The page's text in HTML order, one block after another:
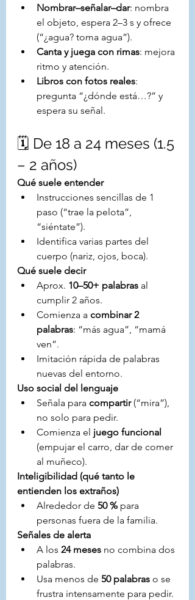
Nombrar–señalar–dar: nombra
el objeto, espera 2–3 s y ofrece
(“¿agua? toma agua”).
Canta y juega con rimas: mejora
ritmo y atención.
Libros con fotos reales:
pregunta “¿dónde está…?” y
espera su señal.
🗓️ De 18 a 24 meses (1.5
– 2 años)
Qué suele entender
Instrucciones sencillas de 1
paso (“trae la pelota”,
“siéntate”).
Identifica varias partes del
cuerpo (nariz, ojos, boca).
Qué suele decir
Aprox. 10–50+ palabras al
cumplir 2 años.
Comienza a combinar 2
palabras: “más agua”, “mamá
ven”.
Imitación rápida de palabras
nuevas del entorno.
Uso social del lenguaje
Señala para compartir (“mira”),
no solo para pedir.
Comienza el juego funcional
(empujar el carro, dar de comer
al muñeco).
Inteligibilidad (qué tanto le
entienden los extraños)
Alrededor de 50 % para
personas fuera de la familia.
Señales de alerta
A los 24 meses no combina dos
palabras.
Usa menos de 50 palabras o se
frustra intensamente para pedir.